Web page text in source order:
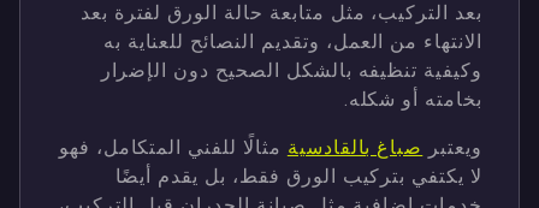
بعد التركيب، مثل متابعة حالة الورق لفترة بعد
الانتهاء من العمل، وتقديم النصائح للعناية به
وكيفية تنظيفه بالشكل الصحيح دون الإضرار
بخامته أو شكله.
ويعتبر صباغ بالقادسية مثالًا للفني المتكامل، فهو
لا يكتفي بتركيب الورق فقط، بل يقدم أيضًا